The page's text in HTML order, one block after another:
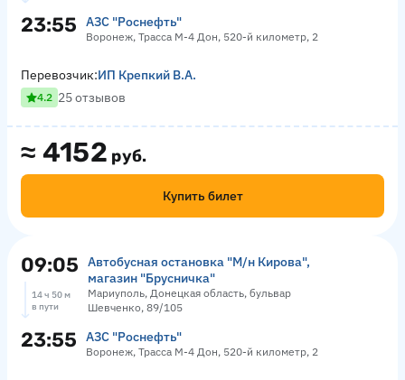
23:55 АЗС "Роснефть"
Воронеж, Трасса М-4 Дон, 520-й километр, 2
≈ 4152 руб.
Купить билет
Перевозчик:ИП Крепкий В.А.
4.2 25 отзывов
09:05
Автобусная остановка "М/н Кирова",
магазин "Брусничка"
Мариуполь, Донецкая область, бульвар
Шевченко, 89/105
14 ч 50 м
в пути
23:55 АЗС "Роснефть"
Воронеж, Трасса М-4 Дон, 520-й километр, 2